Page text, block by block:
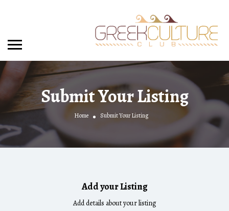
Submit Your Listing
Home Submit Your Listing
Add your Listing
Add details about your listing